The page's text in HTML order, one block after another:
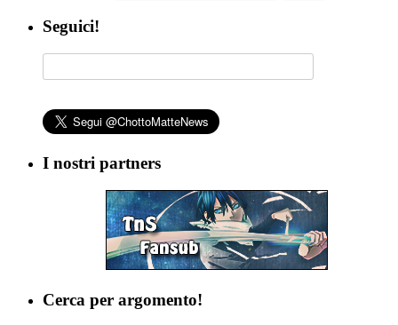
Seguici!
I nostri partners
Cerca per argomento!